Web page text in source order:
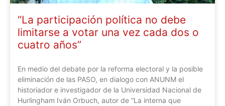
“La participación política no debe
limitarse a votar una vez cada dos o
cuatro años”
En medio del debate por la reforma electoral y la posible
eliminación de las PASO, en dialogo con ANUNM el
historiador e investigador de la Universidad Nacional de
Hurlingham Iván Orbuch, autor de “La interna que